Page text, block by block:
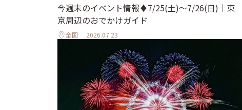
今週末のイベント情報♦︎7/25(土)〜7/26(日)｜東
京周辺のおでかけガイド
全国 2026.07.23